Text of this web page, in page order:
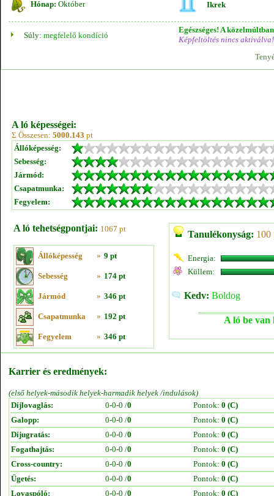
Hónap: Október Ikrek
Súly: megfelelő kondíció
Egészséges! A
Képfeltöltés nincs aktiválva!
A ló képességei:
Σ Összesen: 5000.143 pt
Állóképesség:
Sebesség:
Jármód:
Csapatmunka:
Fegyelem:
A ló tehetségpontjai: 1067 pt
Állóképesség » 9 pt
Sebesség » 174 pt
Jármód » 346 pt
Csapatmunka » 192 pt
Fegyelem » 346 pt
Tanulékonyság: 100
Energia:
Küllem:
Kedv: Boldog
A ló be van
Karrier és eredmények:
(első helyek-második helyek-harmadik helyek /indulások)
Díjlovaglás:
0-0-0 /0 Pontok: 0 (C)
Galopp:
0-0-0 /0 Pontok: 0 (C)
Díjugratás:
0-0-0 /0 Pontok: 0 (C)
Fogathajtás:
0-0-0 /0 Pontok: 0 (C)
Cross-country:
0-0-0 /0 Pontok: 0 (C)
Ügetés:
0-0-0 /0 Pontok: 0 (C)
Lovaspóló:
0-0-0 /0 Pontok: 0 (C)